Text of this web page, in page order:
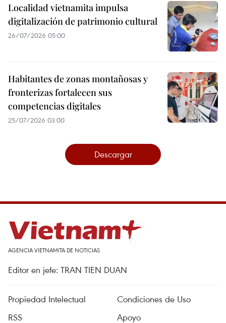
Localidad vietnamita impulsa
digitalización de patrimonio cultural
26/07/2026 05:00
Habitantes de zonas montañosas y
fronterizas fortalecen sus
competencias digitales
25/07/2026 03:00
Descargar
AGENCIA VIETNAMITA DE NOTICIAS
Editor en jefe: TRAN TIEN DUAN
Propiedad Intelectual
Condiciones de Uso
RSS
Apoyo